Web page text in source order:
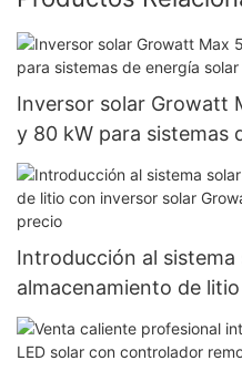
Inversor solar Growatt
y 80 kW para sistemas
Introducción al
almacenamiento de
Growatt SPF 3500-